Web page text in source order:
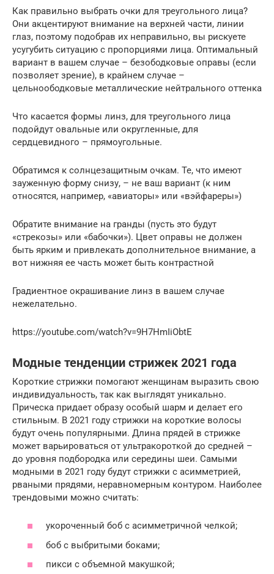
Как правильно выбрать очки для треугольного лица?
Они акцентируют внимание на верхней части, линии
глаз, поэтому подобрав их неправильно, вы рискуете
усугубить ситуацию с пропорциями лица. Оптимальный
вариант в вашем случае – безободковые оправы (если
позволяет зрение), в крайнем случае –
цельноободковые металлические нейтрального оттенка
Что касается формы линз, для треугольного лица
подойдут овальные или округленные, для
сердцевидного – прямоугольные.
Обратимся к солнцезащитным очкам. Те, что имеют
зауженную форму снизу, – не ваш вариант (к ним
относятся, например, «авиаторы» или «вэйфареры»)
Обратите внимание на гранды (пусть это будут
«стрекозы» или «бабочки»). Цвет оправы не должен
быть ярким и привлекать дополнительное внимание, а
вот нижняя ее часть может быть контрастной
Градиентное окрашивание линз в вашем случае
нежелательно.
https://youtube.com/watch?v=9H7HmIiObtE
Модные тенденции стрижек 2021 года
Короткие стрижки помогают женщинам выразить свою
индивидуальность, так как выглядят уникально.
Прическа придает образу особый шарм и делает его
стильным. В 2021 году стрижки на короткие волосы
будут очень популярными. Длина прядей в стрижке
может варьироваться от ультракороткой до средней –
до уровня подбородка или середины шеи. Самыми
модными в 2021 году будут стрижки с асимметрией,
рваными прядями, неравномерным контуром. Наиболее
трендовыми можно считать:
укороченный боб с асимметричной челкой;
боб с выбритыми боками;
пикси с объемной макушкой;